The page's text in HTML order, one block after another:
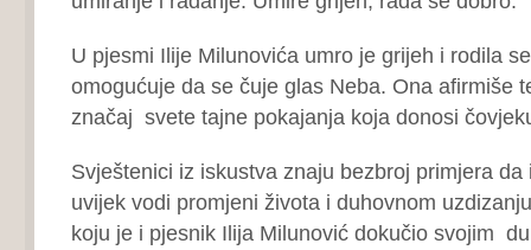
U pjesmi Ilije Milunovića umro je grijeh i rodila
omogućuje da se čuje glas Neba. Ona afirmiše
značaj svete tajne pokajanja koja donosi
Svještenici iz iskustva znaju bezbroj primjera da
uvijek vodi promjeni života i duhovnom
koju je i pjesnik Ilija Milunović dokučio svojim